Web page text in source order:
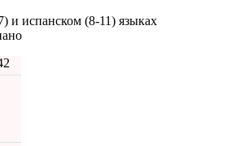
и испанском (8-11) языках